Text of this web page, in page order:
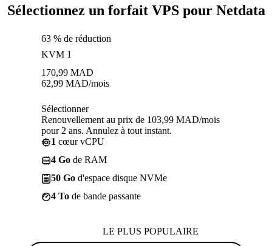
Sélectionnez un forfait VPS pour Netdata
63 % de réduction
KVM 1
170,99 MAD
62,99 MAD/mois
Sélectionner
Renouvellement au prix de 103,99 MAD/mois
pour 2 ans. Annulez à tout instant.
1 cœur vCPU
4 Go de RAM
50 Go d'espace disque NVMe
4 To de bande passante
LE PLUS POPULAIRE